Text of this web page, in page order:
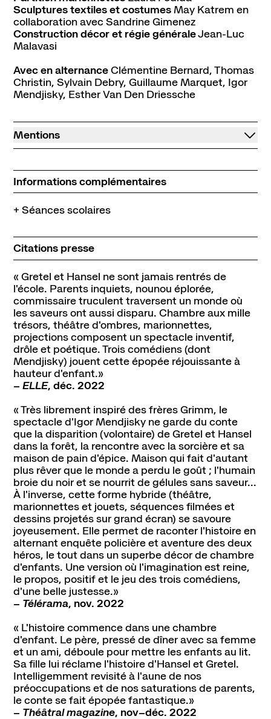
Sculptures textiles et costumesMay Katrem en
collaboration avec Sandrine Gimenez
Construction décor et régie généraleJean-Luc
Malavasi
Avec en alternanceClémentine Bernard, Thomas
Christin, Sylvain Debry, Guillaume Marquet, Igor
Mendjisky, Esther Van Den Driessche
Mentions
Informations complémentaires
+ Séances scolaires
Citations presse
« Gretel et Hansel ne sont jamais rentrés de
l'école. Parents inquiets, nounou éplorée,
commissaire truculent traversent un monde où
les saveurs ont aussi disparu. Chambre aux mille
trésors, théâtre d'ombres, marionnettes,
projections composent un spectacle inventif,
drôle et poétique. Trois comédiens (dont
Mendjisky) jouent cette épopée réjouissante à
hauteur d'enfant.»
– ELLE, déc. 2022
« Très librement inspiré des frères Grimm, le
spectacle d'Igor Mendjisky ne garde du conte
que la disparition (volontaire) de Gretel et Hansel
dans la forêt, la rencontre avec la sorcière et sa
maison de pain d'épice. Maison qui fait d'autant
plus rêver que le monde a perdu le goût ; l'humain
broie du noir et se nourrit de gélules sans saveur...
À l'inverse, cette forme hybride (théâtre,
marionnettes et jouets, séquences filmées et
dessins projetés sur grand écran) se savoure
joyeusement. Elle permet de raconter l'histoire en
alternant enquête policière et aventure des deux
héros, le tout dans un superbe décor de chambre
d'enfants. Une version où l'imagination est reine,
le propos, positif et le jeu des trois comédiens,
d'une belle justesse.»
– Télérama, nov. 2022
« L'histoire commence dans une chambre
d'enfant. Le père, pressé de dîner avec sa femme
et un ami, déboule pour mettre les enfants au lit.
Sa fille lui réclame l'histoire d'Hansel et Gretel.
Intelligemment revisité à l'aune de nos
préoccupations et de nos saturations de parents,
le conte se fait épopée fantastique.»
– Théâtral magazine, nov–déc. 2022